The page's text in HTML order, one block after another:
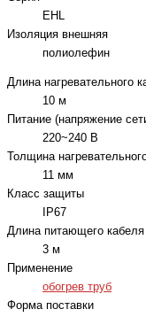
EHL
Изоляция внешняя
полиолефин
Длина нагревательного
10 м
Питание (напряжение
220~240 В
Толщина
11 мм
Класс защиты
IP67
Длина питающего кабеля
3 м
Применение
обогрев труб
Форма поставки